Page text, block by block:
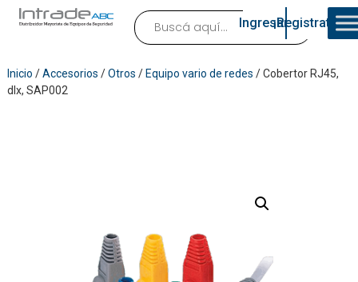
Ingresar¡Registrate!
Inicio /Accesorios /Otros / Equipo vario de redes / Cobertor RJ45,
dlx, SAP002